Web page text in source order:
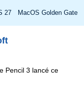
27 MacOS Golden Gate
Pencil 3 lancé ce